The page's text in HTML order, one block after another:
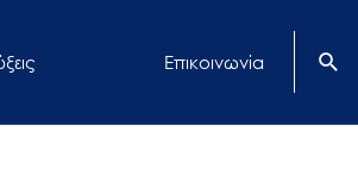
Επικοινωνία